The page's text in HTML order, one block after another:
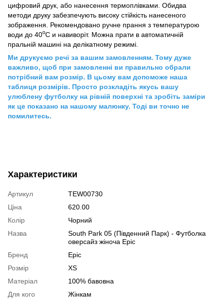
цифровий друк, або нанесення термоплівками. Обидва
методи друку забезпечують високу стійкість нанесеного
зображення. Рекомендовано ручне прання з температурою
води до 40оС и навиворіт. Можна прати в автоматичній
пральній машині на делікатному режимі.
Ми друкуємо речі за вашим замовленням. Тому дуже
важливо, щоб при замовленні ви правильно обрали
потрібний вам розмір. В цьому вам допоможе наша
таблиця розмірів. Просто розкладіть якусь вашу
улюблену футболку на рівній поверхні та зробіть заміри
як це показано на нашому малюнку. Тоді ви точно не
помилитесь.
Характеристики
Артикул
TEW00730
Ціна
620.00
Колір
Чорний
Назва
South Park 05 (Південний Парк) - Футболка
оверсайз жіноча Epic
Бренд
Epic
Розмір
XS
Матеріал
100% бавовна
Для кого
Жінкам